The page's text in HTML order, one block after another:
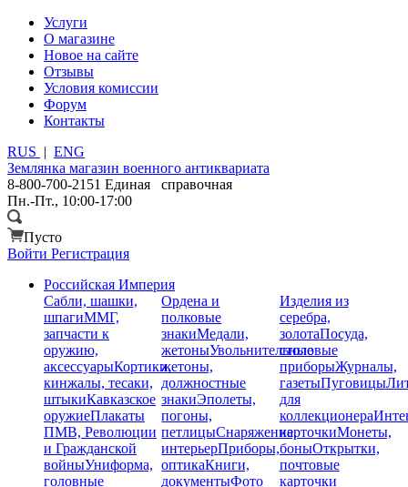
Услуги
О магазине
Новое на сайте
Отзывы
Условия комиссии
Форум
Контакты
RUS | ENG
Землянка магазин военного антиквариата
8-800-700-2151 Единая справочная
Пн.-Пт., 10:00-17:00
Пусто
Войти Регистрация
Российская Империя
Сабли, шашки,
шпагиММГ,
запчасти к
оружию,
аксессуарыКортики,
кинжалы, тесаки,
штыкиКавказское
оружиеПлакаты
ПМВ, Революции
и Гражданской
войныУниформа,
головные
Ордена и
полковые
знакиМедали,
жетоныУвольнительные
жетоны,
должностные
знакиЭполеты,
погоны,
петлицыСнаряжение,
интерьерПриборы,
оптикаКниги,
документыФото
Изделия из
серебра,
золотаПосуда,
столовые
приборыЖурналы,
газетыПуговицы
для
коллекционера
карточкиМонеты,
боныОткрытки,
почтовые
карточки